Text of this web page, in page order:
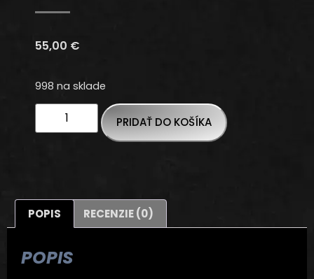
55,00 €
998 na sklade
PRIDAŤ DO KOŠÍKA
POPIS RECENZIE (0)
POPIS